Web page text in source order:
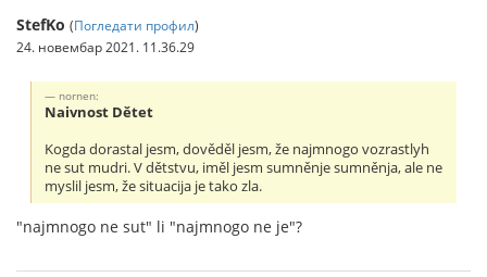
StefKo (Погледати профил)
24. новембар 2021. 11.36.29
nornen:
Naivnost Dětet
Kogda dorastal jesm, dověděl jesm, že najmnogo vozrastlyh
ne sut mudri. V dětstvu, iměl jesm sumněnje sumněnja, ale ne
myslil jesm, že situacija je tako zla.
"najmnogo ne sut" li "najmnogo ne je"?